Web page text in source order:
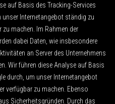
auf Basis des Tracking-Services
Internetangebot ständig zu
machen. Im Rahmen der
dabei Daten, wie insbesondere
an Server des Unternehmens
Wir führen diese Analyse auf Basis
durch, um unser Internetangebot
verfügbar zu machen. Ebenso
Sicherheitsgründen. Durch das